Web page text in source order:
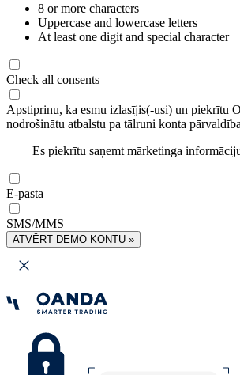
8 or more characters
Uppercase and lowercase letters
At least one digit and special character
Check all consents
Apstiprinu, ka esmu izlasījis(-usi) un piekrītu
nodrošinātu atbalstu pa tālruni konta
Es piekrītu saņemt mārketinga
E-pasta
SMS/MMS
ATVĒRT DEMO KONTU »